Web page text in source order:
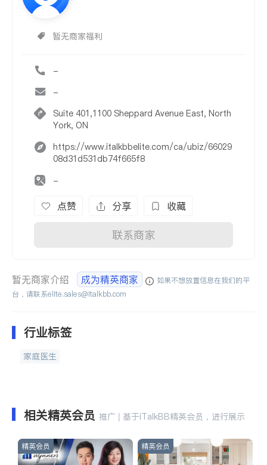
暂无商家福利
-
-
Suite 401,1100 Sheppard Avenue East, North
York, ON
https://www.italkbbelite.com/ca/ubiz/66029
08d31d531db74f665f8
-
点赞 分享 收藏
联系商家
暂无商家介绍 成为精英商家
如果不想放置信息在我们的平
台，请联系elite.sales@italkbb.com
行业标签
家庭医生
相关精英会员 推广 | 基于iTalkBB精英会员，进行展示
精英会员 精英会员